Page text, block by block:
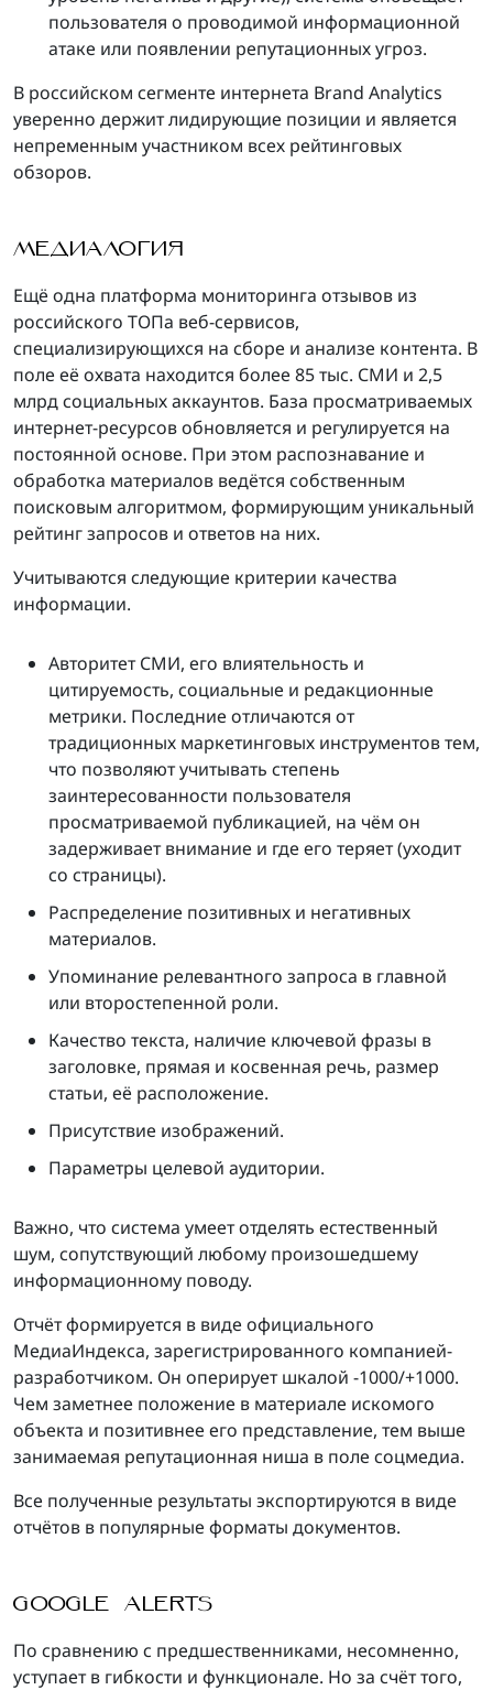
пользователя о проводимой информационной
атаке или появлении репутационных угроз.
В российском сегменте интернета Brand Analytics
уверенно держит лидирующие позиции и является
непременным участником всех рейтинговых
обзоров.
МЕДИАЛОГИЯ
Ещё одна платформа мониторинга отзывов из
российского ТОПа веб-сервисов,
специализирующихся на сборе и анализе контента. В
поле её охвата находится более 85 тыс. СМИ и 2,5
млрд социальных аккаунтов. База просматриваемых
интернет-ресурсов обновляется и регулируется на
постоянной основе. При этом распознавание и
обработка материалов ведётся собственным
поисковым алгоритмом, формирующим уникальный
рейтинг запросов и ответов на них.
Учитываются следующие критерии качества
информации.
Авторитет СМИ, его влиятельность и
цитируемость, социальные и редакционные
метрики. Последние отличаются от
традиционных маркетинговых инструментов тем,
что позволяют учитывать степень
заинтересованности пользователя
просматриваемой публикацией, на чём он
задерживает внимание и где его теряет (уходит
со страницы).
Распределение позитивных и негативных
материалов.
Упоминание релевантного запроса в главной
или второстепенной роли.
Качество текста, наличие ключевой фразы в
заголовке, прямая и косвенная речь, размер
статьи, её расположение.
Присутствие изображений.
Параметры целевой аудитории.
Важно, что система умеет отделять естественный
шум, сопутствующий любому произошедшему
информационному поводу.
Отчёт формируется в виде официального
МедиаИндекса, зарегистрированного компанией-
разработчиком. Он оперирует шкалой -1000/+1000.
Чем заметнее положение в материале искомого
объекта и позитивнее его представление, тем выше
занимаемая репутационная ниша в поле соцмедиа.
Все полученные результаты экспортируются в виде
отчётов в популярные форматы документов.
GOOGLE ALERTS
По сравнению с предшественниками, несомненно,
уступает в гибкости и функционале. Но за счёт того,